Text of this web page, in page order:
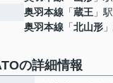
奥羽本線 「蔵王 」
奥羽本線 「北山形
の詳細情報